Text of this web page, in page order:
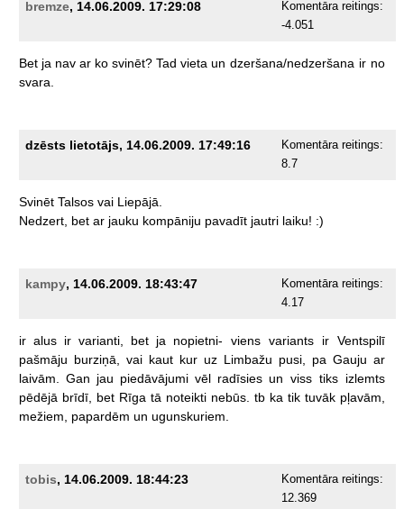
bremze, 14.06.2009. 17:29:08
Komentāra reitings:
-4.051
Bet ja nav ar ko svinēt? Tad vieta un dzeršana/nedzeršana ir no
svara.
dzēsts lietotājs, 14.06.2009. 17:49:16
Komentāra reitings:
8.7
Svinēt Talsos vai Liepājā.
Nedzert, bet ar jauku kompāniju pavadīt jautri laiku! :)
kampy, 14.06.2009. 18:43:47
Komentāra reitings:
4.17
ir alus ir varianti, bet ja nopietni- viens variants ir Ventspilī
pašmāju burziņā, vai kaut kur uz Limbažu pusi, pa Gauju ar
laivām.
Gan jau piedāvājumi vēl radīsies un viss tiks izlemts
pēdējā brīdī, bet Rīga tā noteikti nebūs. tb ka tik tuvāk pļavām,
mežiem,
papardēm un ugunskuriem.
tobis, 14.06.2009. 18:44:23
Komentāra reitings:
12.369